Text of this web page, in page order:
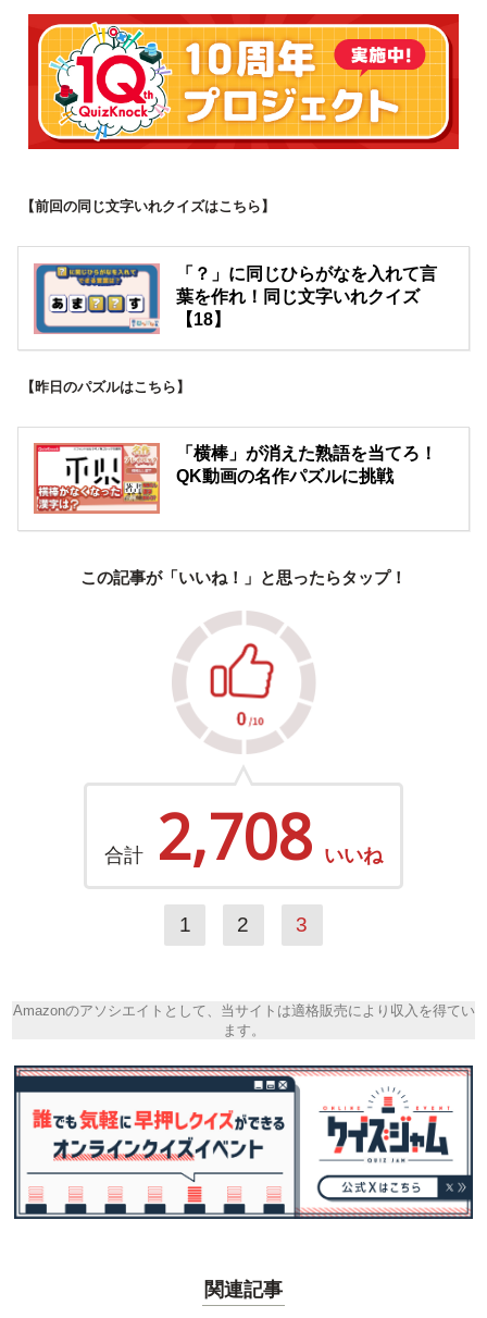
【前回の同じ文字いれクイズはこちら】
「？」に同じひらがなを入れて言
葉を作れ！同じ文字いれクイズ
【18】
【昨日のパズルはこちら】
「横棒」が消えた熟語を当てろ！
QK動画の名作パズルに挑戦
この記事が「いいね！」と思ったらタップ！
合計 2,708 いいね
1 2 3
Amazonのアソシエイトとして、当サイトは適格販売により収入を得てい
ます。
関連記事